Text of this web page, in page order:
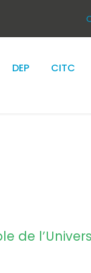
DEP CITC
de